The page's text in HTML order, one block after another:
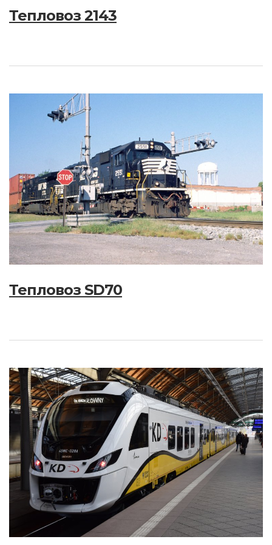
Тепловоз 2143
Тепловоз SD70